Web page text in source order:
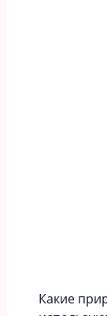
Какие